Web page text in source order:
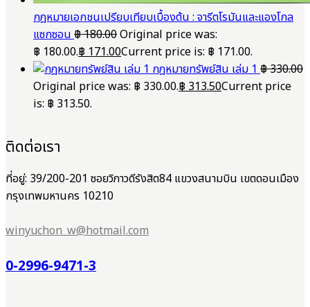
กฎหมายเอกชนเปรียบเทียบเบื้องต้น : จารีตโรมันและแองโกล
แซกซอน฿180.00Original price was:
฿ 180.00.฿171.00Current price is: ฿ 171.00.
กฎหมายทรัพย์สิน เล่ม 1฿330.00
Original price was: ฿ 330.00.฿313.50Current price
is: ฿ 313.50.
ติดต่อเรา
ที่อยู่: 39/200-201 ซอยวิภาวดีรังสิต84 แขวงสนามบิน เขตดอนเมือง
กรุงเทพมหานคร 10210
winyuchon_w@hotmail.com
0-2996-9471-3